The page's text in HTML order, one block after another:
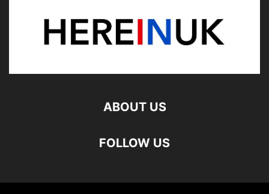
ABOUT US
FOLLOW US